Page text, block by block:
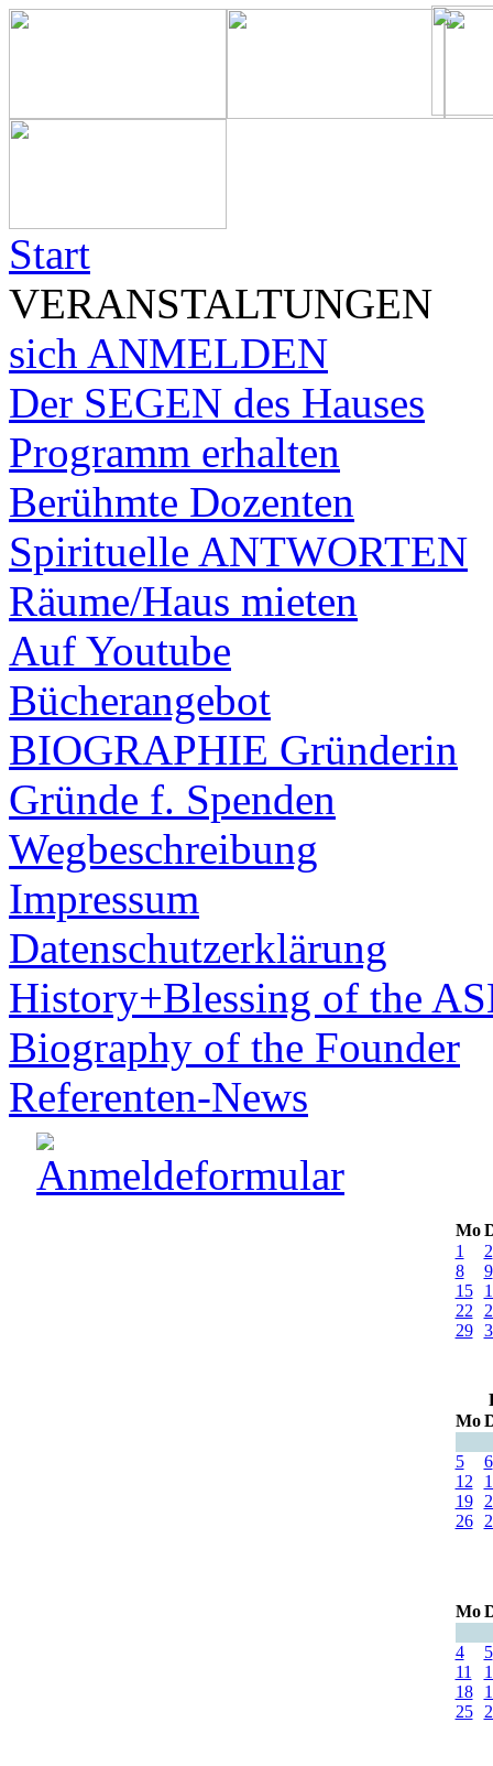
Start
VERANSTALTUNGEN
sich ANMELDEN
Der SEGEN des Hauses
Programm erhalten
Berühmte Dozenten
Spirituelle ANTWORTEN
Räume/Haus mieten
Auf Youtube
Bücherangebot
BIOGRAPHIE Gründerin
Gründe f. Spenden
Wegbeschreibung
Impressum
Datenschutzerklärung
History+Blessing of the
Biography of the Founder
Referenten-News
Mo
1
2
8
9
15
22
29
Mo
5
6
12
19
26
Mo
4
5
11
18
25